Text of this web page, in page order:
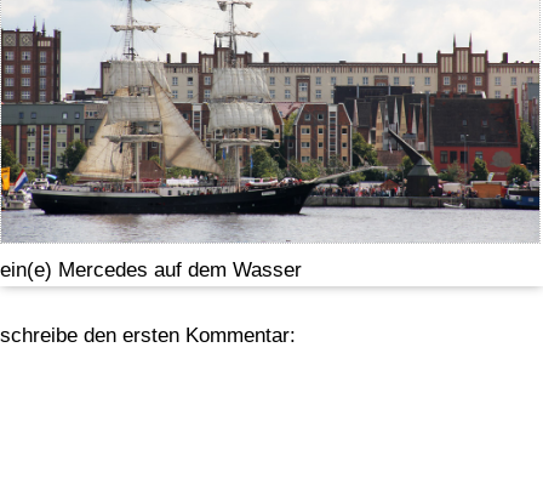
ein(e) Mercedes auf dem Wasser
schreibe den ersten Kommentar: